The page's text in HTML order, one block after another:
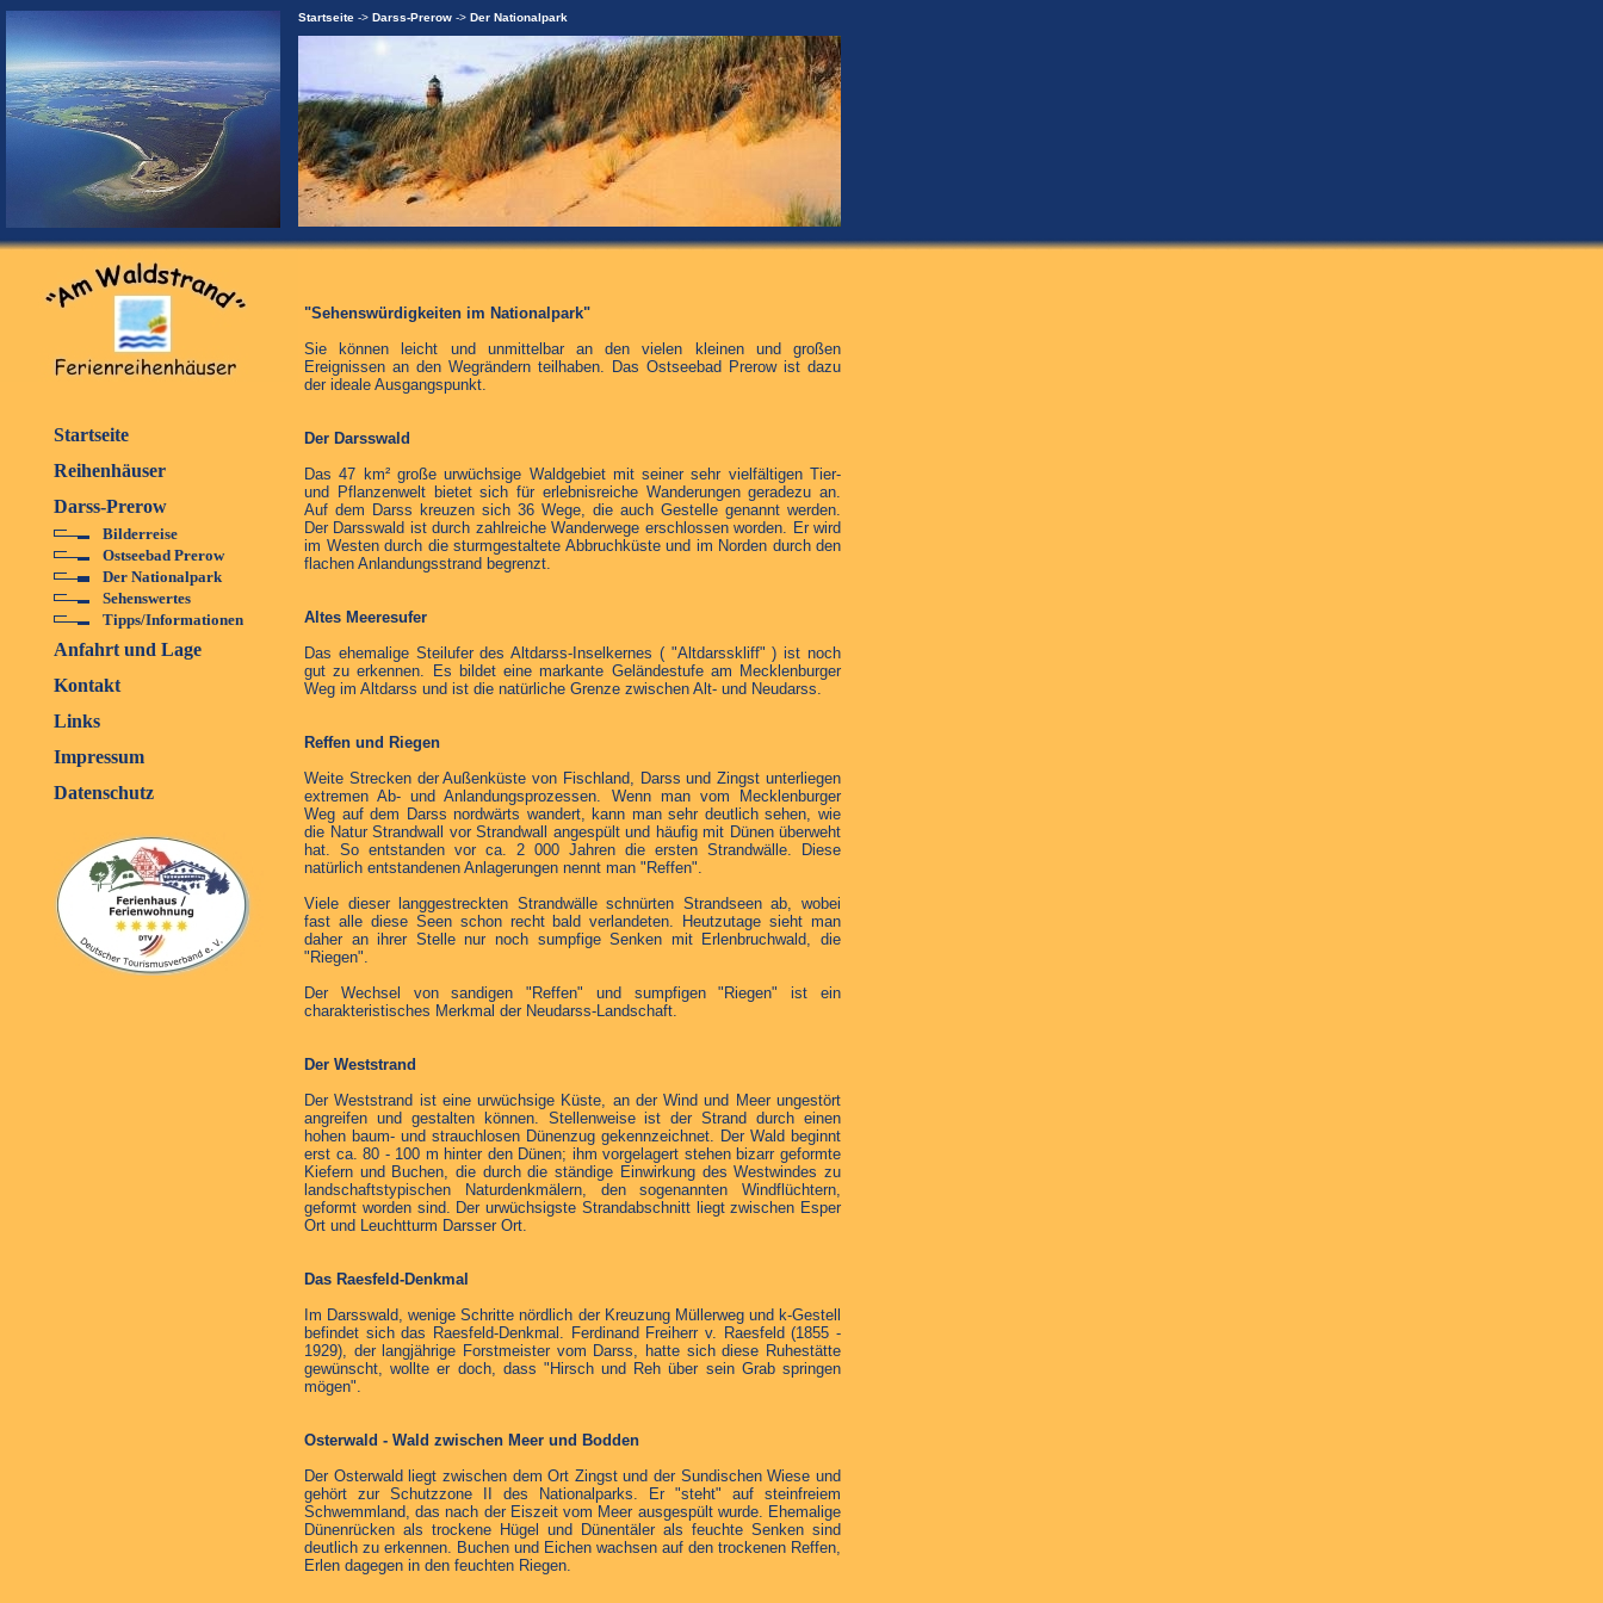
Startseite -> Darss-Prerow -> Der Nationalpark
Startseite
Reihenhäuser
Darss-Prerow
Bilderreise
Ostseebad Prerow
Der Nationalpark
Sehenswertes
Tipps/Informationen
Anfahrt und Lage
Kontakt
Links
Impressum
Datenschutz
"Sehenswürdigkeiten im Nationalpark"
Sie können leicht und unmittelbar an den vielen kleinen und großen
Ereignissen an den Wegrändern teilhaben. Das Ostseebad Prerow ist dazu
der ideale Ausgangspunkt.
Der Darsswald
Das 47 km² große urwüchsige Waldgebiet mit seiner sehr vielfältigen Tier-
und Pflanzenwelt bietet sich für erlebnisreiche Wanderungen geradezu an.
Auf dem Darss kreuzen sich 36 Wege, die auch Gestelle genannt werden.
Der Darsswald ist durch zahlreiche Wanderwege erschlossen worden. Er wird
im Westen durch die sturmgestaltete Abbruchküste und im Norden durch den
flachen Anlandungsstrand begrenzt.
Altes Meeresufer
Das ehemalige Steilufer des Altdarss-Inselkernes ( "Altdarsskliff" ) ist noch
gut zu erkennen. Es bildet eine markante Geländestufe am Mecklenburger
Weg im Altdarss und ist die natürliche Grenze zwischen Alt- und Neudarss.
Reffen und Riegen
Weite Strecken der Außenküste von Fischland, Darss und Zingst unterliegen
extremen Ab- und Anlandungsprozessen. Wenn man vom Mecklenburger
Weg auf dem Darss nordwärts wandert, kann man sehr deutlich sehen, wie
die Natur Strandwall vor Strandwall angespült und häufig mit Dünen überweht
hat. So entstanden vor ca. 2 000 Jahren die ersten Strandwälle. Diese
natürlich entstandenen Anlagerungen nennt man "Reffen".
Viele dieser langgestreckten Strandwälle schnürten Strandseen ab, wobei
fast alle diese Seen schon recht bald verlandeten. Heutzutage sieht man
daher an ihrer Stelle nur noch sumpfige Senken mit Erlenbruchwald, die
"Riegen".
Der Wechsel von sandigen "Reffen" und sumpfigen "Riegen" ist ein
charakteristisches Merkmal der Neudarss-Landschaft.
Der Weststrand
Der Weststrand ist eine urwüchsige Küste, an der Wind und Meer ungestört
angreifen und gestalten können. Stellenweise ist der Strand durch einen
hohen baum- und strauchlosen Dünenzug gekennzeichnet. Der Wald beginnt
erst ca. 80 - 100 m hinter den Dünen; ihm vorgelagert stehen bizarr geformte
Kiefern und Buchen, die durch die ständige Einwirkung des Westwindes zu
landschaftstypischen Naturdenkmälern, den sogenannten Windflüchtern,
geformt worden sind. Der urwüchsigste Strandabschnitt liegt zwischen Esper
Ort und Leuchtturm Darsser Ort.
Das Raesfeld-Denkmal
Im Darsswald, wenige Schritte nördlich der Kreuzung Müllerweg und k-Gestell
befindet sich das Raesfeld-Denkmal. Ferdinand Freiherr v. Raesfeld (1855 -
1929), der langjährige Forstmeister vom Darss, hatte sich diese Ruhestätte
gewünscht, wollte er doch, dass "Hirsch und Reh über sein Grab springen
mögen".
Osterwald - Wald zwischen Meer und Bodden
Der Osterwald liegt zwischen dem Ort Zingst und der Sundischen Wiese und
gehört zur Schutzzone II des Nationalparks. Er "steht" auf steinfreiem
Schwemmland, das nach der Eiszeit vom Meer ausgespült wurde. Ehemalige
Dünenrücken als trockene Hügel und Dünentäler als feuchte Senken sind
deutlich zu erkennen. Buchen und Eichen wachsen auf den trockenen Reffen,
Erlen dagegen in den feuchten Riegen.